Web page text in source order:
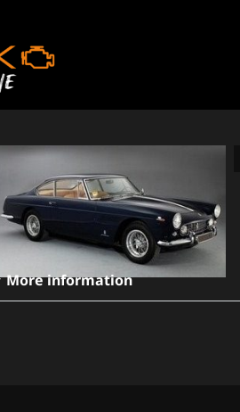
More information